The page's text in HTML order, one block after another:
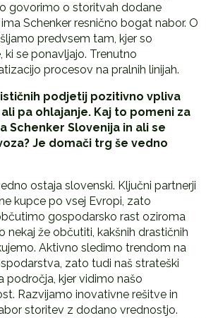
govorimo o storitvah dodane
Schenker resnično bogat nabor. O
predvsem tam, kjer so
ki se ponavljajo. Trenutno
procesov na pralnih linijah.
podjetij pozitivno vpliva
pa ohlajanje. Kaj to pomeni za
Schenker Slovenija in ali se
Je domači trg še vedno
ostaja slovenski. Ključni partnerji
kupce po vsej Evropi, zato
gospodarsko rast oziroma
nekaj že občutiti, kakšnih drastičnih
Aktivno sledimo trendom na
zato tudi naš strateški
področja, kjer vidimo našo
Razvijamo inovativne rešitve in
storitev z dodano vrednostjo.